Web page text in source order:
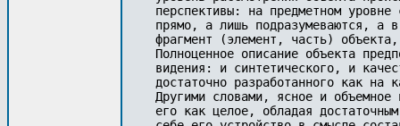
перспективы: на предметном
прямо, а лишь подразумеваются, а
фрагмент (элемент, часть)
Полноценное описание объекта
видения: и синтетического, и
достаточно разработанного как
Другими словами, ясное и
его как целое, обладая